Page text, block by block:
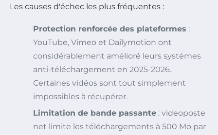
Les causes d'échec les plus fréquentes :
Protection renforcée des plateformes :
YouTube, Vimeo et Dailymotion ont
considérablement amélioré leurs systèmes
anti-téléchargement en 2025-2026.
Certaines vidéos sont tout simplement
impossibles à récupérer.
Limitation de bande passante : videoposte
net limite les téléchargements à 500 Mo par